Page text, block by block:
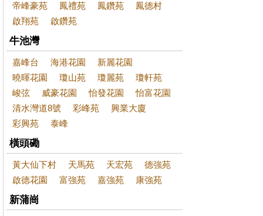
帝峰豪苑
鳳禮苑 鳳鑽苑
鳳德村
啟翔苑
啟鑽苑
牛池灣
嘉峰台 海港花園
新麗花園
曉暉花園
瓊山苑 瓊麗苑
瓊軒苑
峻弦
威豪花園 怡發花園
怡富花園
清水灣道8號
彩峰苑
興業大廈
彩興苑
泰峰
橫頭磡
黃大仙下村 天馬苑 天宏苑
德強苑
啟德花園
富強苑 嘉強苑 康強苑
新蒲崗